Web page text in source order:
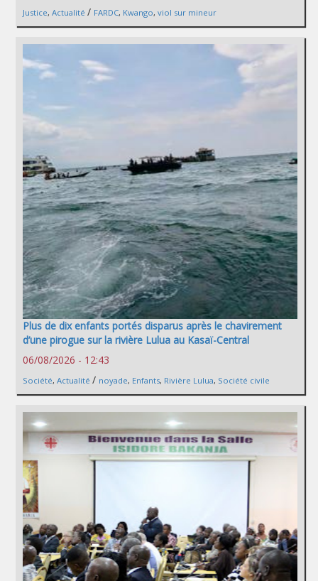
Justice, Actualité / FARDC, Kwango, viol sur mineur
Plus de dix enfants portés disparus après le chavirement
d’une pirogue sur la rivière Lulua au Kasaï-Central
06/08/2026 - 12:43
Société, Actualité / noyade, Enfants, Rivière Lulua, Société civile